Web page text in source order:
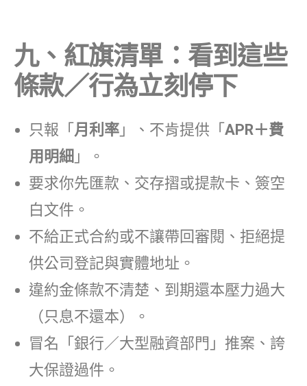
九、紅旗清單：看到這些
條款／行為立刻停下
只報「 月利率 」、不肯提供「 APR＋費
用明細 」。
要求你先匯款、交存摺或提款卡、簽空
白文件。
不給正式合約或不讓帶回審閱、拒絕提
供公司登記與實體地址。
違約金條款不清楚、到期還本壓力過大
（只息不還本）。
冒名「銀行／大型融資部門」推案、誇
大保證過件。